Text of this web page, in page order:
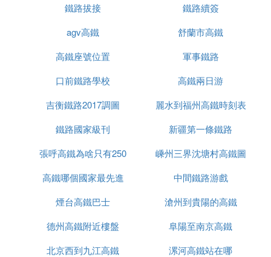
3小時40分
一等座 ¥200
余票約342張
⑧ 請問漯河的朋友，漯河高鐵和漯河火車
站是在一個地方嗎如果不在一個地方，高鐵
離火車站有多遠
不在一起，相距4公里，高鐵在西區，順著長江路一
鐵路拔接
鐵路續簽
agv高鐵
舒蘭市高鐵
高鐵座號位置
軍事鐵路
口前鐵路學校
高鐵兩日游
吉衡鐵路2017調圖
麗水到福州高鐵時刻表
鐵路國家級刊
新疆第一條鐵路
張呼高鐵為啥只有250
嵊州三界沈塘村高鐵圖
高鐵哪個國家最先進
中間鐵路游戲
煙台高鐵巴士
滄州到貴陽的高鐵
德州高鐵附近樓盤
阜陽至南京高鐵
北京西到九江高鐵
漯河高鐵站在哪